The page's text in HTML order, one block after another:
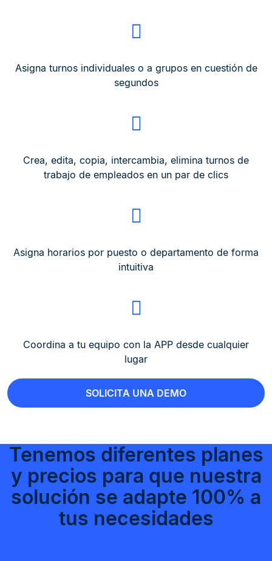
Asigna turnos individuales o a grupos en cuestión de
segundos
Crea, edita, copia, intercambia, elimina turnos de
trabajo de empleados en un par de clics
Asigna horarios por puesto o departamento de forma
intuitiva
Coordina a tu equipo con la APP desde cualquier
lugar
SOLICITA UNA DEMO
Tenemos diferentes planes
y precios para que nuestra
solución se adapte 100% a
tus necesidades